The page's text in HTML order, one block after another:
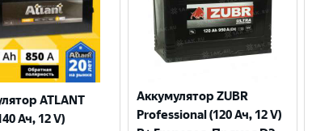
ATLANT
Ач, 12 V)
Аккумулятор ZUBR
Professional (120 Ач, 12 V)